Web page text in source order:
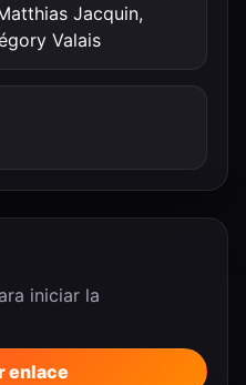
Jacquin,
Valais
iniciar la
enlace